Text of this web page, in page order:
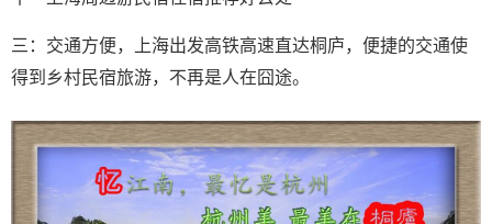
三：交通方便，上海出发高铁高速直达桐庐，便捷的交通使
得到乡村民宿旅游，不再是人在囧途。